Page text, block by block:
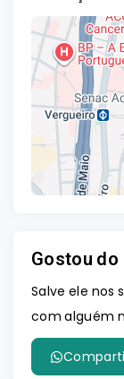
Gostou do
Salve ele nos
com alguém